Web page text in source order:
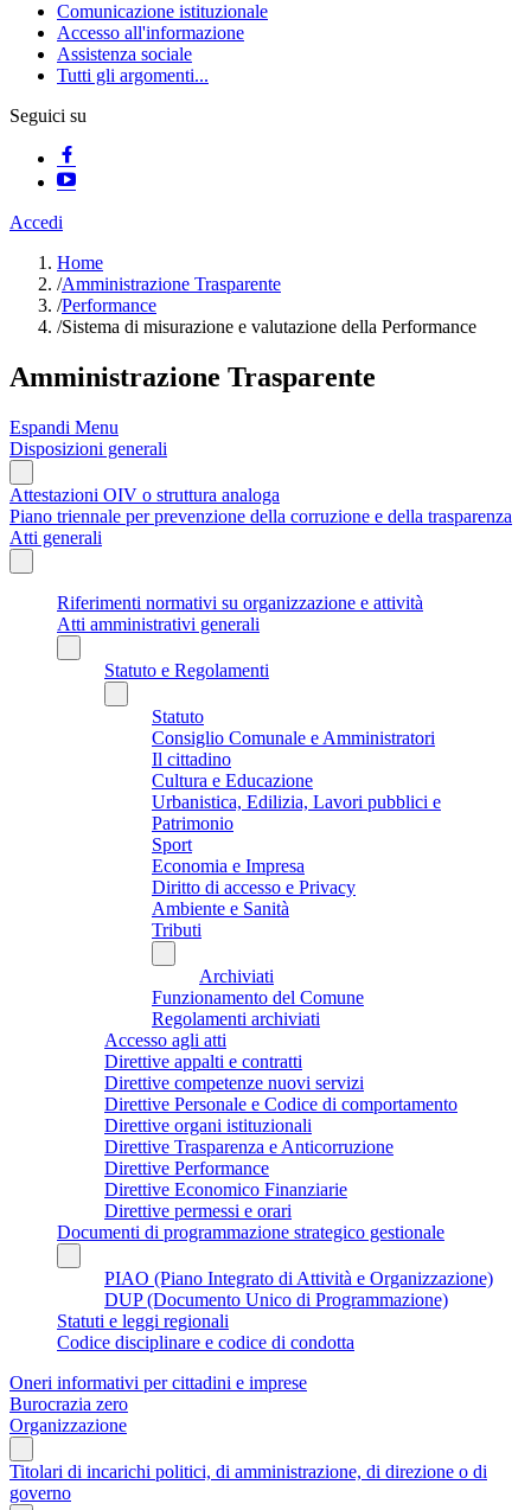
Comunicazione istituzionale
Accesso all'informazione
Assistenza sociale
Tutti gli argomenti...
Seguici su
Accedi
Home
/Amministrazione Trasparente
/Performance
/Sistema di misurazione e valutazione della Performance
Amministrazione Trasparente
Espandi Menu
Disposizioni generali
Attestazioni OIV o struttura analoga
Piano triennale per prevenzione della corruzione e della trasparenza
Atti generali
Riferimenti normativi su organizzazione e attività
Atti amministrativi generali
Statuto e Regolamenti
Statuto
Consiglio Comunale e Amministratori
Il cittadino
Cultura e Educazione
Urbanistica, Edilizia, Lavori pubblici e
Patrimonio
Sport
Economia e Impresa
Diritto di accesso e Privacy
Ambiente e Sanità
Tributi
Archiviati
Funzionamento del Comune
Regolamenti archiviati
Accesso agli atti
Direttive appalti e contratti
Direttive competenze nuovi servizi
Direttive Personale e Codice di comportamento
Direttive organi istituzionali
Direttive Trasparenza e Anticorruzione
Direttive Performance
Direttive Economico Finanziarie
Direttive permessi e orari
Documenti di programmazione strategico gestionale
PIAO (Piano Integrato di Attività e Organizzazione)
DUP (Documento Unico di Programmazione)
Statuti e leggi regionali
Codice disciplinare e codice di condotta
Oneri informativi per cittadini e imprese
Burocrazia zero
Organizzazione
Titolari di incarichi politici, di amministrazione, di direzione o di
governo